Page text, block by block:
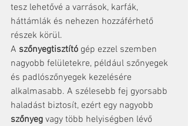
tesz lehetővé a varrások, karfák,
háttámlák és nehezen hozzáférhető
részek körül.
A szőnyegtisztító gép ezzel szemben
nagyobb felületekre, például szőnyegek
és padlószőnyegek kezelésére
alkalmasabb. A szélesebb fej gyorsabb
haladást biztosít, ezért egy nagyobb
szőnyeg vagy több helyiségben lévő